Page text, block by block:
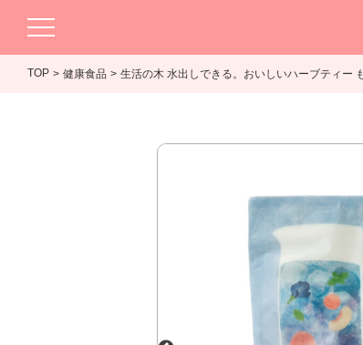
TOP 健康食品 生活の木 水出しできる。おいしいハーブティー